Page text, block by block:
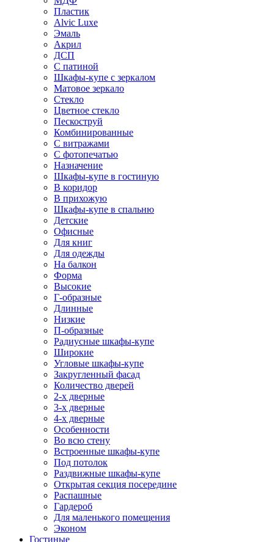
Пластик
Alvic Luxe
Эмаль
Акрил
ДСП
С патиной
Шкафы-купе с зеркалом
Матовое зеркало
Стекло
Цветное стекло
Пескоструй
Комбинированные
С витражами
С фотопечатью
Назначение
Шкафы-купе в гостиную
В коридор
В прихожую
Шкафы-купе в спальню
Детские
Офисные
Для книг
Для одежды
На балкон
Форма
Высокие
Г-образные
Длинные
Низкие
П-образные
Радиусные шкафы-купе
Широкие
Угловые шкафы-купе
Закругленный фасад
Количество дверей
2-х дверные
3-х дверные
4-х дверные
Особенности
Во всю стену
Встроенные шкафы-купе
Под потолок
Раздвижные шкафы-купе
Открытая секция посередине
Распашные
Гардероб
Для маленького помещения
Эконом
Гостиные